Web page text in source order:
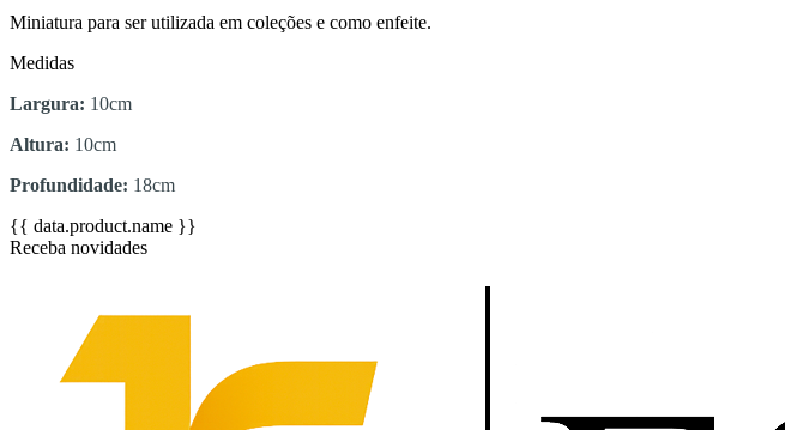
Miniatura para ser utilizada em coleções e como enfeite.
Medidas
Largura: 10cm
Altura: 10cm
Profundidade: 18cm
{{ data.product.name }}
Receba novidades